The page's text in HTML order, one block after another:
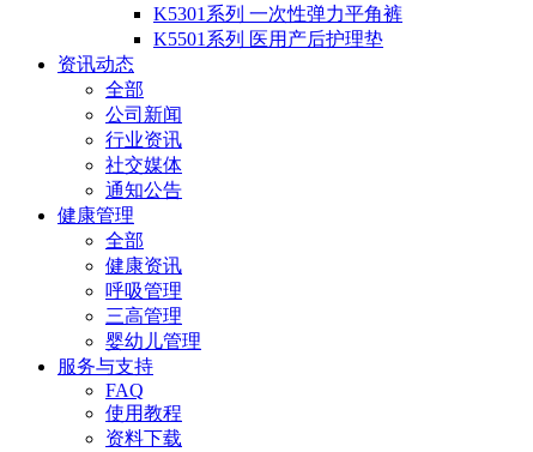
K5301系列 一次性弹力平角裤
K5501系列 医用产后护理垫
资讯动态
全部
公司新闻
行业资讯
社交媒体
通知公告
健康管理
全部
健康资讯
呼吸管理
三高管理
婴幼儿管理
服务与支持
FAQ
使用教程
资料下载